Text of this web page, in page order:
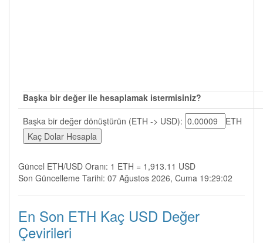
Başka bir değer ile hesaplamak istermisiniz?
Başka bir değer dönüştürün (ETH -> USD):
ETH
Güncel ETH/USD Oranı: 1 ETH = 1,913.11 USD
Son Güncelleme Tarihi: 07 Ağustos 2026, Cuma 19:29:02
En Son ETH Kaç USD Değer
Çevirileri